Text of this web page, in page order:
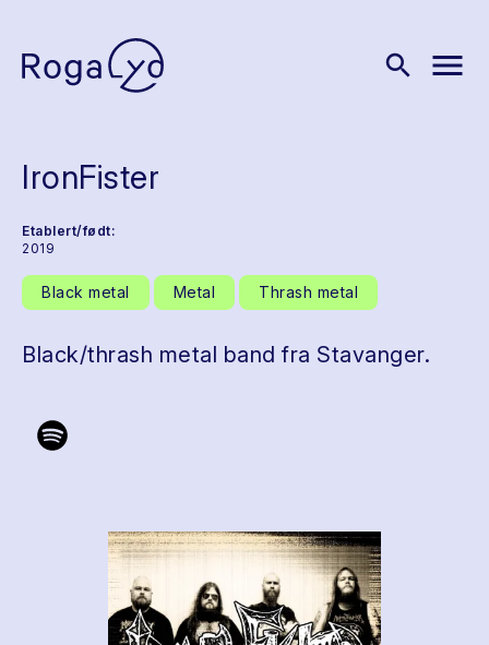
search menu
IronFister
Etablert/født:
2019
Black metal Metal Thrash metal
Black/thrash metal band fra Stavanger.